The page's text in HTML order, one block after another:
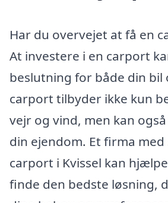
Har du overvejet at få en
At investere i en carport
beslutning for både din bil
carport tilbyder ikke kun
vejr og vind, men kan
din ejendom. Et firma med
carport i Kvissel kan
finde den bedste løsning,